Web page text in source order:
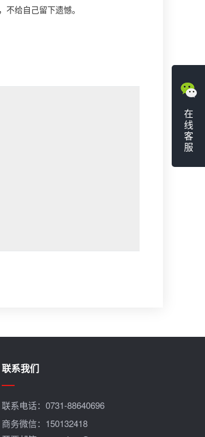
给自己留下遗憾。
在
线
客
服
联系我们
联系电话： 0731-88640696
商务微信：150132418